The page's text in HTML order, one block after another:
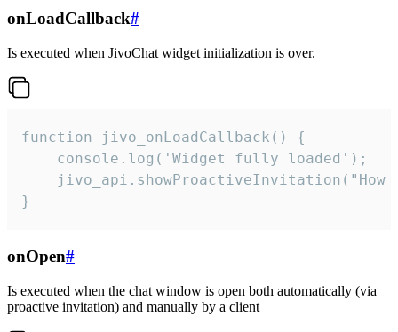
onLoadCallback#
Is executed when JivoChat widget initialization is over.
function jivo_onLoadCallback() {
    console.log('Widget fully loaded');
jivo_api.showProactiveInvitation("How
}
onOpen#
Is executed when the chat window is open both automatically (via
proactive invitation) and manually by a client